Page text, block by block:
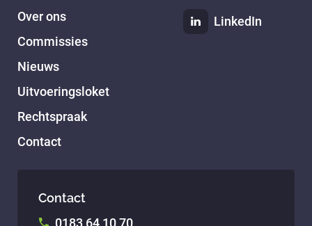
Over ons
Commissies
Nieuws
Uitvoeringsloket
Rechtspraak
Contact
LinkedIn
Contact
0183 64 10 70